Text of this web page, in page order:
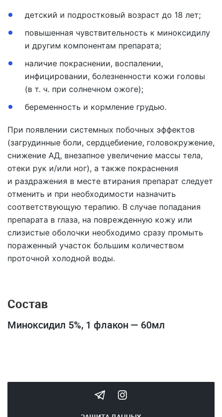
детский и подростковый возраст до 18 лет;
повышенная чувствительность к миноксидилу
и другим компонентам препарата;
наличие покраснении, воспалении,
инфицировании, болезненности кожи головы
(в т. ч. при солнечном ожоге);
беременность и кормление грудью.
При появлении системных побочных эффектов
(загрудинные боли, сердцебиение, головокружение,
снижение АД, внезапное увеличение массы тела,
отеки рук и/или ног), а также покраснения
и раздражения в месте втирания препарат следует
отменить и при необходимости назначить
соответствующую терапию. В случае попадания
препарата в глаза, на поврежденную кожу или
слизистые оболочки необходимо сразу промыть
пораженный участок большим количеством
проточной холодной воды.
Состав
Миноксидил 5%, 1 флакон — 60мл